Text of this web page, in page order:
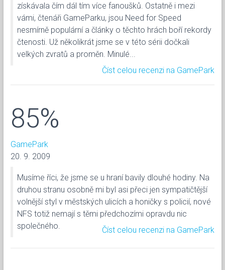
získávala čím dál tím více fanoušků. Ostatně i mezi
vámi, čtenáři GameParku, jsou Need for Speed
nesmírně populární a články o těchto hrách boří rekordy
čtenosti. Už několikrát jsme se v této sérii dočkali
velkých zvratů a proměn. Minulé...
Číst celou recenzi na GamePark
85%
GamePark
20. 9. 2009
Musíme říci, že jsme se u hraní bavily dlouhé hodiny. Na
druhou stranu osobně mi byl asi přeci jen sympatičtější
volnější styl v městských ulicích a honičky s policií, nové
NFS totiž nemají s těmi předchozími opravdu nic
společného.
Číst celou recenzi na GamePark